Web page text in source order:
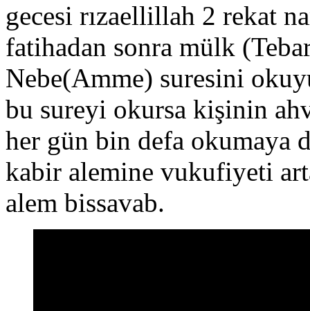
gecesi rızaellillah 2 rekat
fatihadan sonra mülk
Nebe(Amme) suresini
bu sureyi okursa kişinin
her gün bin defa okumaya
kabir alemine vukufiyeti
alem bissavab.